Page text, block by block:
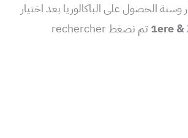
الحصول على الباكالوريا بعد اختيار
1ere &تم نضغط rechercher